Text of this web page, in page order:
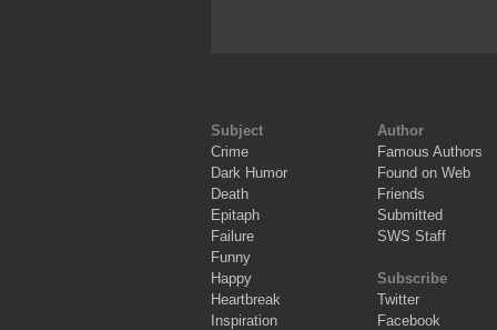
Subject
Crime
Dark Humor
Death
Epitaph
Failure
Funny
Happy
Heartbreak
Inspiration
Author
Famous Authors
Found on Web
Friends
Submitted
SWS Staff
Subscribe
Twitter
Facebook